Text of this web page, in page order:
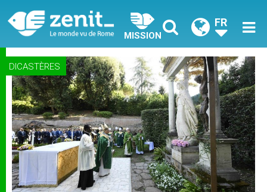
MISSION
FR
DICASTÈRES